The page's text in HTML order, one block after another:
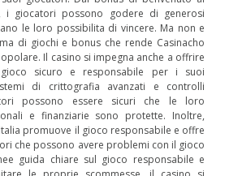
i giocatori possono godere di generosi
le loro possibilita di vincere. Ma non e
di giochi e bonus che rende Casinacho
Il casino si impegna anche a offrire
sicuro e responsabile per i suoi
di crittografia avanzati e controlli
possono essere sicuri che le loro
e finanziarie sono protette. Inoltre,
promuove il gioco responsabile e offre
che possono avere problemi con il gioco
guida chiare sul gioco responsabile e